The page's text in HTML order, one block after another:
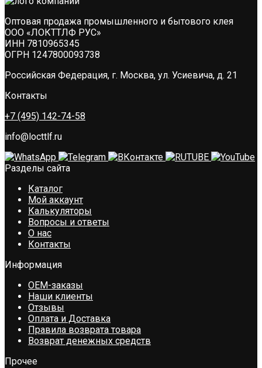
Оптовая продажа промышленного и бытового клея
ООО «ЛОКТТЛФ РУС»
ИНН 7810965345
ОГРН 1247800093738
Российская Федерация, г. Москва, ул. Усиевича, д. 21
Контакты
+7 (495) 142-74-58
info@locttlf.ru
Разделы сайта
Каталог
Мой аккаунт
Калькуляторы
Вопросы и ответы
О нас
Контакты
Информация
OEM-заказы
Наши клиенты
Отзывы
Оплата и Доставка
Правила возврата товара
Возврат денежных средств
Прочее